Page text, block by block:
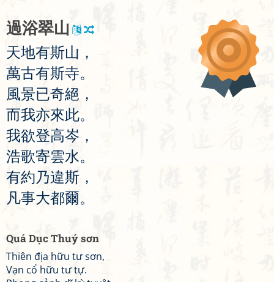
過浴翠山
天地有斯山 ，
萬古有斯寺。
風景已奇絕 ，
而我亦來此。
我欲登高岑 ，
浩歌寄雲水。
有約乃違斯 ，
凡事大都爾。
Quá Dục Thuý sơn
Thiên địa hữu tư sơn,
Vạn cổ hữu tư tự.